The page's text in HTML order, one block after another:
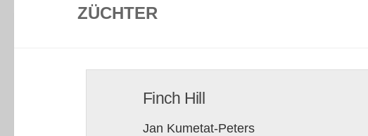
ZÜCHTER
Finch Hill
Jan Kumetat-Peters